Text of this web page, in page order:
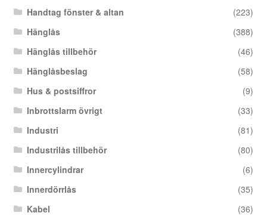
Handtag fönster & altan
(223)
Hänglås
(388)
Hänglås tillbehör
(46)
Hänglåsbeslag
(58)
Hus & postsiffror
(9)
Inbrottslarm övrigt
(33)
Industri
(81)
Industrilås tillbehör
(80)
Innercylindrar
(6)
Innerdörrlås
(35)
Kabel
(36)